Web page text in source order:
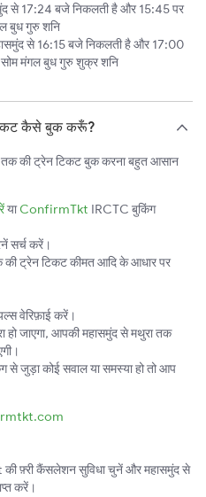
से 17:24 बजे निकलती है और 15:45 पर
बुध गुरु शनि
से 16:15 बजे निकलती है और 17:00
मंगल बुध गुरु शुक्र शनि
कैसे बुक करूँ?
की ट्रेन टिकट बुक करना बहुत आसान
याConfirmTkt IRCTC बुकिंग
सर्च करें।
की ट्रेन टिकट कीमत आदि के आधार पर
वेरिफ़ाई करें।
जाएगा, आपकी महासमुंद से मथुरा तक
से जुड़ा कोई सवाल या समस्या हो तो आप
फ़्री कैंसलेशन सुविधा चुनें और महासमुंद से
करें।